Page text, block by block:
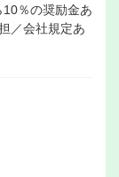
％の奨励金あ
／会社規定あ